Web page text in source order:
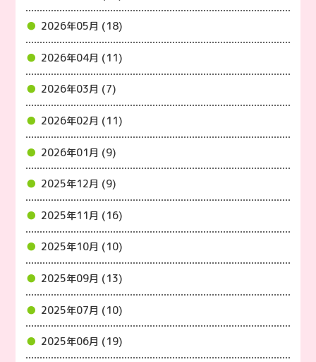
2026年05月 (18)
2026年04月 (11)
2026年03月 (7)
2026年02月 (11)
2026年01月 (9)
2025年12月 (9)
2025年11月 (16)
2025年10月 (10)
2025年09月 (13)
2025年07月 (10)
2025年06月 (19)